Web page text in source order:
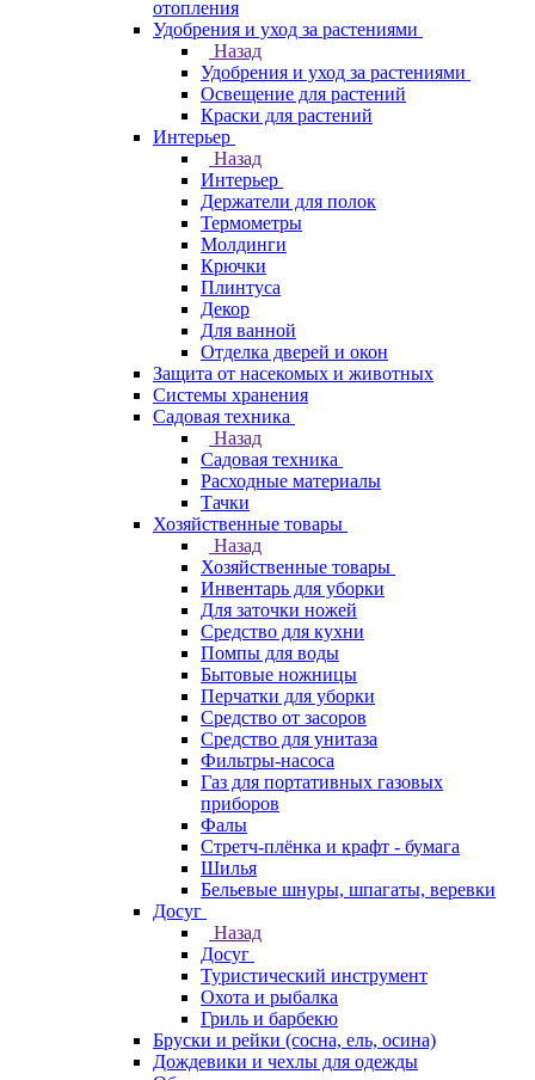
отопления
Удобрения и уход за растениями
Назад
Удобрения и уход за растениями
Освещение для растений
Краски для растений
Интерьер
Назад
Интерьер
Держатели для полок
Термометры
Молдинги
Крючки
Плинтуса
Декор
Для ванной
Отделка дверей и окон
Защита от насекомых и животных
Системы хранения
Садовая техника
Назад
Садовая техника
Расходные материалы
Тачки
Хозяйственные товары
Назад
Хозяйственные товары
Инвентарь для уборки
Для заточки ножей
Средство для кухни
Помпы для воды
Бытовые ножницы
Перчатки для уборки
Средство от засоров
Средство для унитаза
Фильтры-насоса
Газ для портативных газовых
приборов
Фалы
Стретч-плёнка и крафт - бумага
Шилья
Бельевые шнуры, шпагаты, веревки
Досуг
Назад
Досуг
Туристический инструмент
Охота и рыбалка
Гриль и барбекю
Бруски и рейки (сосна, ель, осина)
Дождевики и чехлы для одежды